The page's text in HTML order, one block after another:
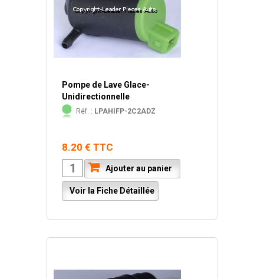
Pompe de Lave Glace-
Unidirectionnelle
Réf. : LPAHIFP-2C2ADZ
8.20 € TTC
Ajouter au panier
Voir la Fiche Détaillée